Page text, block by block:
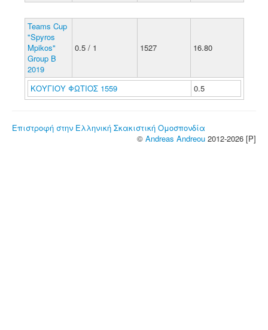
Teams Cup
"Spyros
Mpikos"
Group B
2019
0.5 / 1 1527 16.80
ΚΟΥΓΙΟΥ ΦΩΤΙΟΣ 1559 0.5
Επιστροφή στην Ελληνική Σκακιστική Ομοσπονδία
© Andreas Andreou 2012-2026 [P]